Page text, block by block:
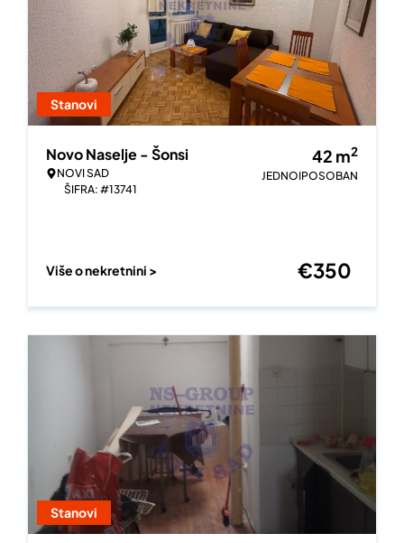
Stanovi
Novo Naselje - Šonsi
NOVI SAD
ŠIFRA: #13741
42 m2
JEDNOIPOSOBAN
Više o nekretnini > €350
Stanovi